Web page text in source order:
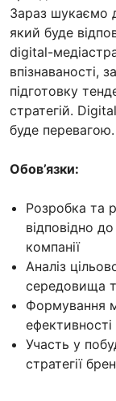
Зараз шукаємо
який буде
digital-
впізнаваності,
підготовку
стратегій.
буде перевагою.
Обов’язки:
Розробка та
відповідно
компанії
Аналіз
середовища
Формування
ефективності
Участь у
стратегії